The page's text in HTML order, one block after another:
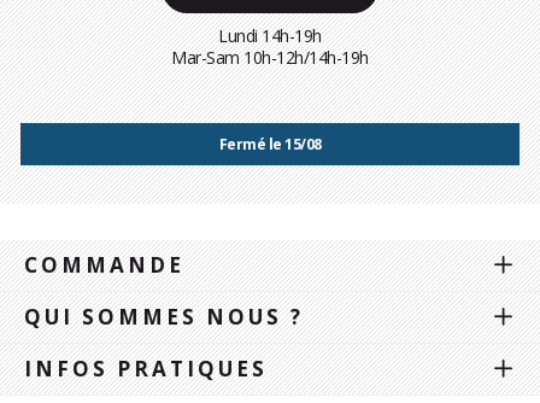
Lundi 14h-19h
Mar-Sam 10h-12h/14h-19h
Fermé le 15/08
COMMANDE
QUI SOMMES NOUS ?
INFOS PRATIQUES